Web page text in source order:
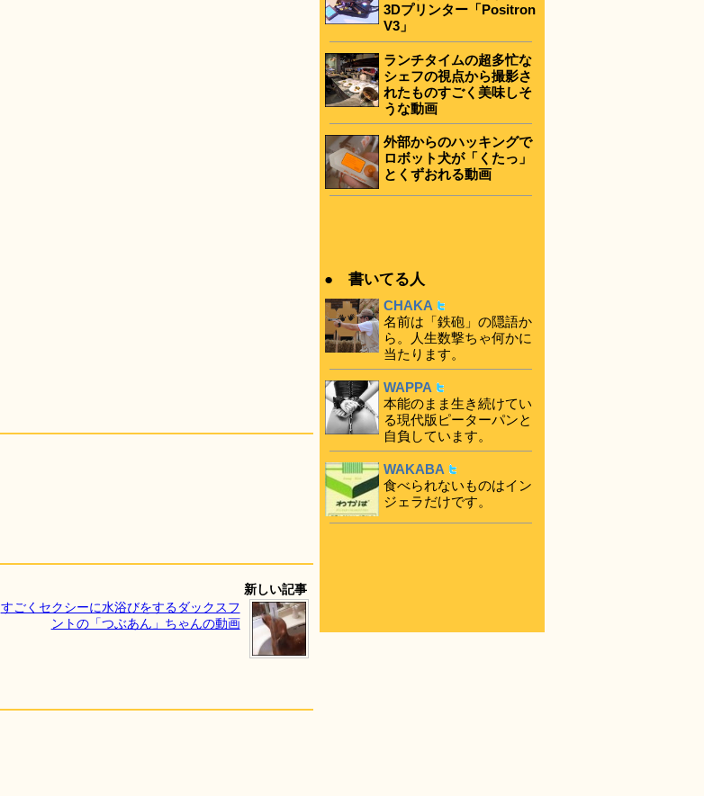
新しい記事
すごくセクシーに水浴びをするダックスフ
ントの「つぶあん」ちゃんの動画
3Dプリンター「Positron
V3」
ランチタイムの超多忙な
シェフの視点から撮影さ
れたものすごく美味しそ
うな動画
外部からのハッキングで
ロボット犬が「くたっ」
とくずおれる動画
● 書いてる人
CHAKA
名前は「鉄砲」の隠語か
ら。人生数撃ちゃ何かに
当たります。
WAPPA
本能のまま生き続けてい
る現代版ピーターパンと
自負しています。
WAKABA
食べられないものはイン
ジェラだけです。